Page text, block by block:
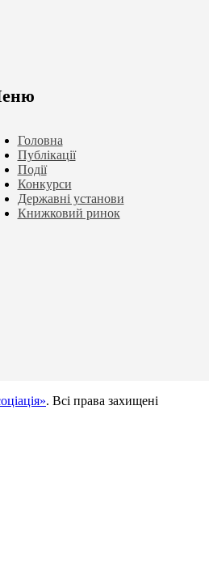
Головна
Публікації
Події
Конкурси
Державні установи
Книжковий ринок
. Всі права захищені